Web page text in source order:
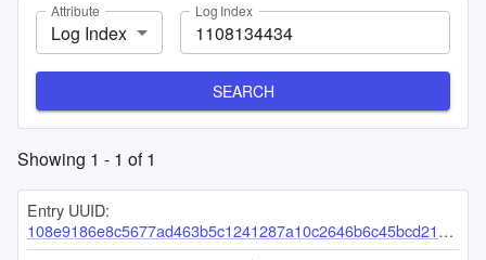
Attribute
Log Index
Log Index
SEARCH
Showing 1 - 1 of1
Entry UUID:
108e9186e8c5677ad463b5c1241287a10c2646b6c45bcd21563deb5dff656ccd998a76a186b42ba7